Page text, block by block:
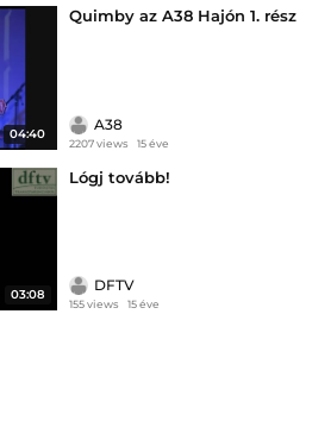
04:40
Quimby az A38 Hajón 1. rész
A38
2207 views 15 éve
03:08
Lógj tovább!
DFTV
155 views 15 éve